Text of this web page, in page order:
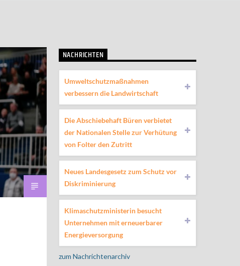
NACHRICHTEN
Umweltschutzmaßnahmen
verbessern die Landwirtschaft
Die Abschiebehaft Büren verbietet
der Nationalen Stelle zur Verhütung
von Folter den Zutritt
Neues Landesgesetz zum Schutz vor
Diskriminierung
Klimaschutzministerin besucht
Unternehmen mit erneuerbarer
Energieversorgung
zum Nachrichtenarchiv